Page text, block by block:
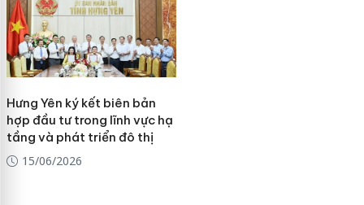
Hưng Yên ký kết biên bản
hợp đầu tư trong lĩnh vực hạ
tầng và phát triển đô thị
15/06/2026